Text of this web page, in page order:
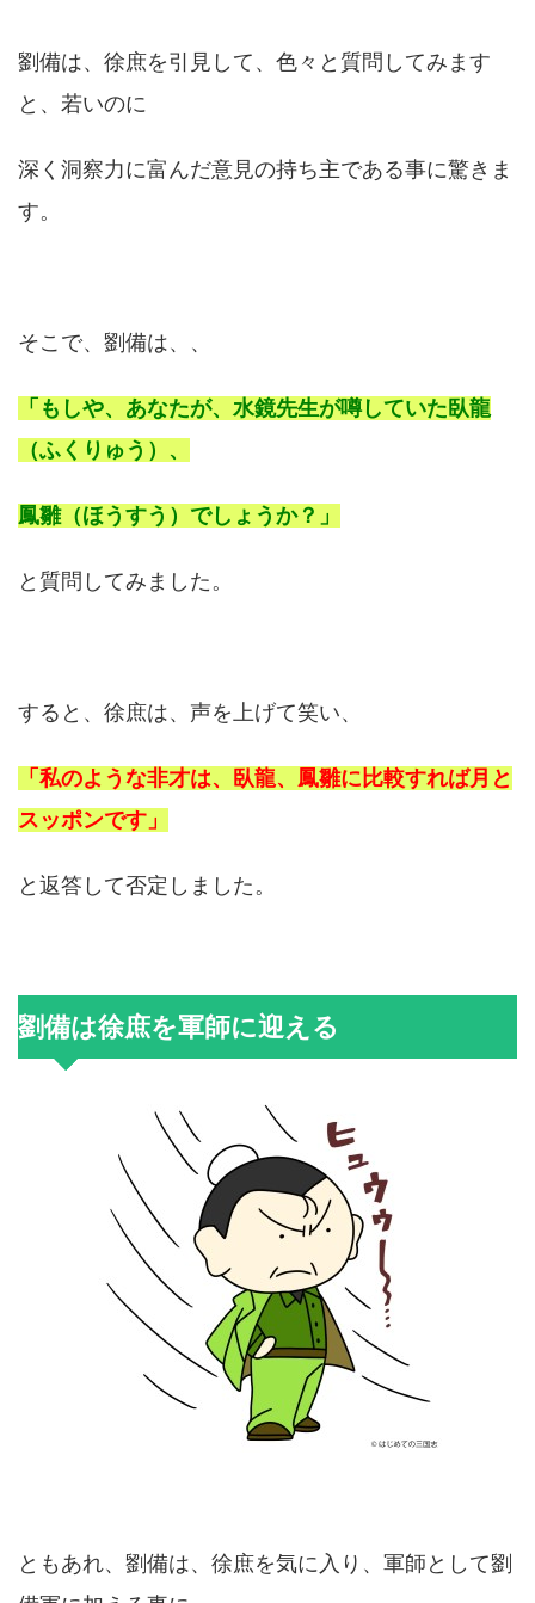
劉備は、徐庶を引見して、色々と質問してみます
と、若いのに
深く洞察力に富んだ意見の持ち主である事に驚きま
す。
そこで、劉備は、、
「もしや、あなたが、水鏡先生が噂していた臥龍
（ふくりゅう）、
鳳雛（ほうすう）でしょうか？」
と質問してみました。
すると、徐庶は、声を上げて笑い、
「私のような非才は、臥龍、鳳雛に比較すれば月と
スッポンです」
と返答して否定しました。
劉備は徐庶を軍師に迎える
ともあれ、劉備は、徐庶を気に入り、軍師として劉